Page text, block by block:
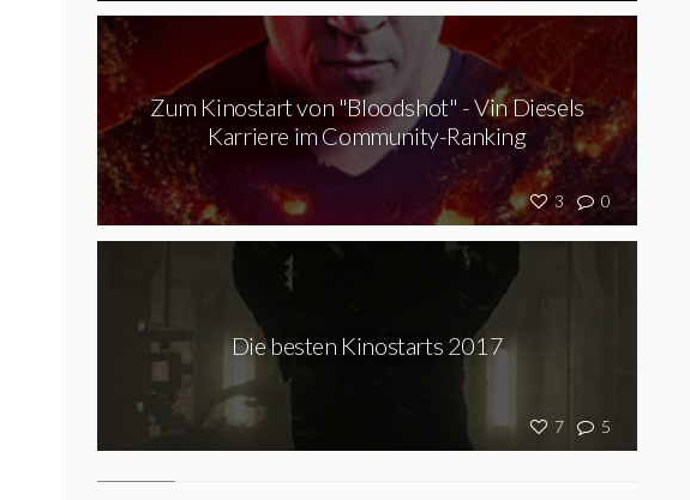
3 0
Zum Kinostart von "Bloodshot" - Vin Diesels
Karriere im Community-Ranking
7 5
Die besten Kinostarts 2017